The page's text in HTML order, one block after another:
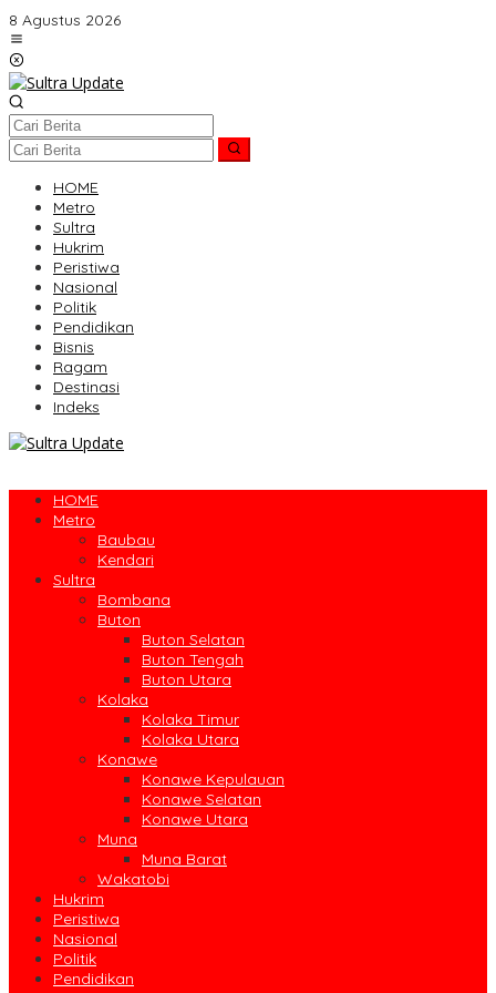
Lewati
ke
konten
8 Agustus 2026
HOME
Metro
Sultra
Hukrim
Peristiwa
Nasional
Politik
Pendidikan
Bisnis
Ragam
Destinasi
Indeks
HOME
Metro
Baubau
Kendari
Sultra
Bombana
Buton
Buton Selatan
Buton Tengah
Buton Utara
Kolaka
Kolaka Timur
Kolaka Utara
Konawe
Konawe Kepulauan
Konawe Selatan
Konawe Utara
Muna
Muna Barat
Wakatobi
Hukrim
Peristiwa
Nasional
Politik
Pendidikan